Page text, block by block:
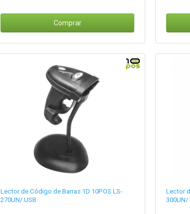
Comprar
Lector de Código de Barras 1D 10POS LS-
270UN/ USB
Lector
300UN/